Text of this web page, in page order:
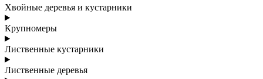
Хвойные деревья и кустарники
Крупномеры
Лиственные кустарники
Лиственные деревья